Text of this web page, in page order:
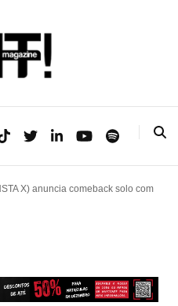
X) anuncia comeback solo com